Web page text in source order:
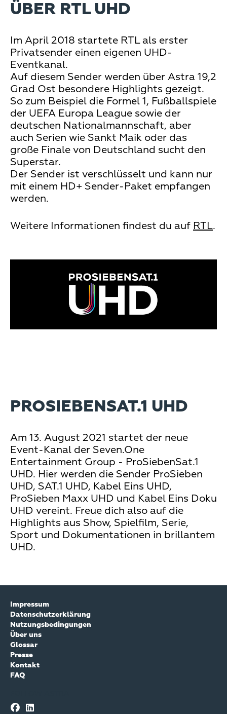
ÜBER RTL UHD
Im April 2018 startete RTL als erster
Privatsender einen eigenen UHD-
Eventkanal.
Auf diesem Sender werden über Astra 19,2
Grad Ost besondere Highlights gezeigt.
So zum Beispiel die Formel 1, Fußballspiele
der UEFA Europa League sowie der
deutschen Nationalmannschaft, aber
auch Serien wie Sankt Maik oder das
große Finale von Deutschland sucht den
Superstar.
Der Sender ist verschlüsselt und kann nur
mit einem HD+ Sender-Paket empfangen
werden.
Weitere Informationen findest du auf RTL.
PROSIEBENSAT.1 UHD
Am 13. August 2021 startet der neue
Event-Kanal der Seven.One
Entertainment Group - ProSiebenSat.1
UHD. Hier werden die Sender ProSieben
UHD, SAT.1 UHD, Kabel Eins UHD,
ProSieben Maxx UHD und Kabel Eins Doku
UHD vereint. Freue dich also auf die
Highlights aus Show, Spielfilm, Serie,
Sport und Dokumentationen in brillantem
UHD.
Impressum
Datenschutzerklärung
Nutzungsbedingungen
Über uns
Glossar
Presse
Kontakt
FAQ